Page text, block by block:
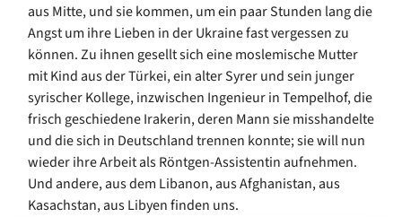
aus Mitte, und sie kommen, um ein paar Stunden lang die
Angst um ihre Lieben in der Ukraine fast vergessen zu
können. Zu ihnen gesellt sich eine moslemische Mutter
mit Kind aus der Türkei, ein alter Syrer und sein junger
syrischer Kollege, inzwischen Ingenieur in Tempelhof, die
frisch geschiedene Irakerin, deren Mann sie misshandelte
und die sich in Deutschland trennen konnte; sie will nun
wieder ihre Arbeit als Röntgen-Assistentin aufnehmen.
Und andere, aus dem Libanon, aus Afghanistan, aus
Kasachstan, aus Libyen finden uns.